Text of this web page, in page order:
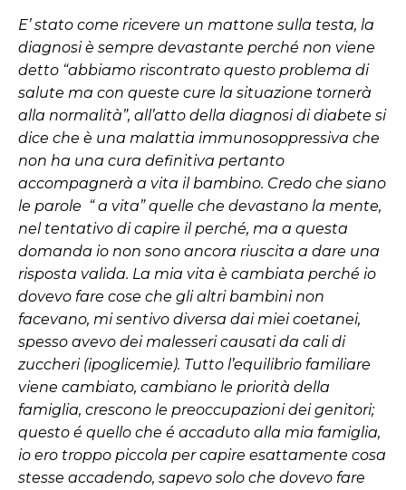
E’ stato come ricevere un mattone sulla testa, la
diagnosi è sempre devastante perché non viene
detto “abbiamo riscontrato questo problema di
salute ma con queste cure la situazione tornerà
alla normalità”, all’atto della diagnosi di diabete si
dice che è una malattia immunosoppressiva che
non ha una cura definitiva pertanto
accompagnerà a vita il bambino. Credo che siano
le parole “ a vita” quelle che devastano la mente,
nel tentativo di capire il perché, ma a questa
domanda io non sono ancora riuscita a dare una
risposta valida. La mia vita è cambiata perché io
dovevo fare cose che gli altri bambini non
facevano, mi sentivo diversa dai miei coetanei,
spesso avevo dei malesseri causati da cali di
zuccheri (ipoglicemie). Tutto l’equilibrio familiare
viene cambiato, cambiano le priorità della
famiglia, crescono le preoccupazioni dei genitori;
questo é quello che é accaduto alla mia famiglia,
io ero troppo piccola per capire esattamente cosa
stesse accadendo, sapevo solo che dovevo fare